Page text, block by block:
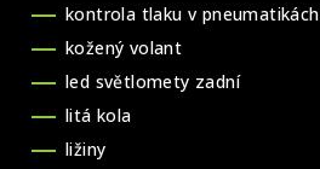
kontrola tlaku v pneumatikách
kožený volant
led světlomety zadní
litá kola
ližiny